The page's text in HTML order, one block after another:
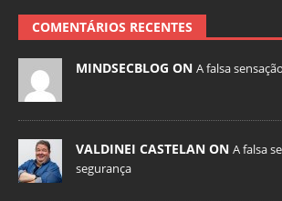
COMENTÁRIOS RECENTES
MINDSECBLOG ON A falsa
VALDINEI CASTELAN ON A falsa
segurança